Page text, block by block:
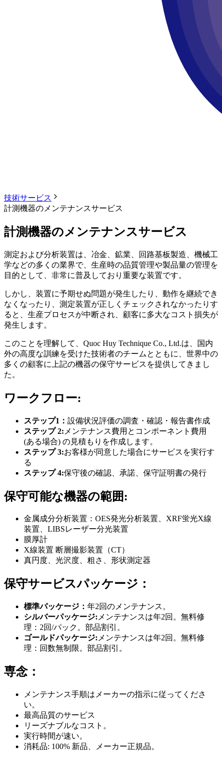
技術サービス
計測機器のメンテナンスサービス
計測機器のメンテナンスサービス
測定および分析装置は、冶金、鉱業、回路基板製造、機械工
学などの多くの業界で、生産時の品質管理や製品量の管理を
目的として、非常に普及しており重要な装置です。
しかし、装置に予期せぬ問題が発生したり、動作を継続でき
なくなったり、測定装置が正しくチェックされなかったりす
ると、生産プロセスが中断され、顧客に多大なコスト損失が
発生します。
このことを理解して、Quoc Huy Technique Co., Ltd.は、国内
外の高度な訓練を受けた技術者のチームとともに、世界中の
多くの顧客に上記の機器の保守サービスを提供してきまし
た。
ワークフロー:
ステップ1： 設備状況評価の調査・確認・報告書作成
ステップ 2: メンテナンス費用とコンポーネント費用
(ある場合) の見積もりを作成します。
ステップ 3:お客様が同意した場合にサービスを実行す
る
ステップ 4:保守後の確認、承諾、保守証明書の発行
保守可能な機器の範囲:
金属成分分析装置：OES発光分析装置、XRF蛍光X線
装置、LIBSレーザー分光装置
膜厚計
X線装置 断層撮影装置（CT）
真円度、光沢度、粗さ、形状測定器
保守サービスパッケージ：
標準パッケージ： 年2回のメンテナンス。
シルバーパッケージ: メンテナンスは年2回。無料修
理：2回/パック。部品割引。
ゴールドパッケージ: メンテナンスは年2回。無料修
理：回数無制限。部品割引。
専念：
メンテナンス手順はメーカーの指示に従ってくださ
い。
最高品質のサービス
リーズナブルなコスト。
実行時間が速い。
消耗品: 100% 新品、メーカー正規品。